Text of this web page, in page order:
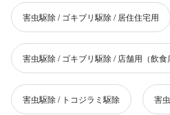
害虫駆除 / ゴキブリ駆除 / 居住住宅用
害虫駆除 / ゴキブリ駆除 / 店舗用（飲食
害虫駆除 / トコジラミ駆除 害